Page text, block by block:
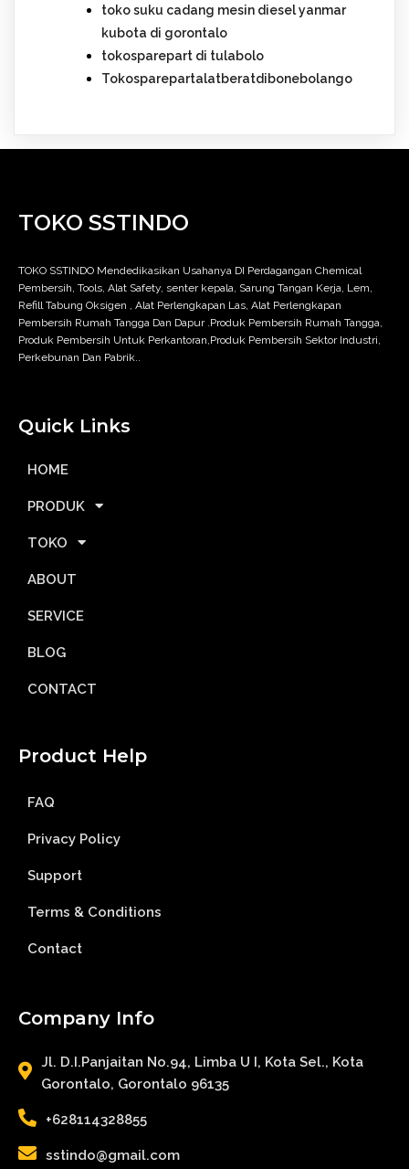
toko suku cadang mesin diesel yanmar
kubota di gorontalo
tokosparepart di tulabolo
Tokosparepartalatberatdibonebolango
TOKO SSTINDO
TOKO SSTINDO Mendedikasikan Usahanya DI Perdagangan Chemical
Pembersih, Tools, Alat Safety, senter kepala, Sarung Tangan Kerja, Lem,
Refill Tabung Oksigen , Alat Perlengkapan Las, Alat Perlengkapan
Pembersih Rumah Tangga Dan Dapur .Produk Pembersih Rumah Tangga,
Produk Pembersih Untuk Perkantoran,Produk Pembersih Sektor Industri,
Perkebunan Dan Pabrik..
Quick Links
HOME
PRODUK
TOKO
ABOUT
SERVICE
BLOG
CONTACT
Product Help
FAQ
Privacy Policy
Support
Terms & Conditions
Contact
Company Info
Jl. D.I.Panjaitan No.94, Limba U I, Kota Sel., Kota
Gorontalo, Gorontalo 96135
+628114328855
sstindo@gmail.com